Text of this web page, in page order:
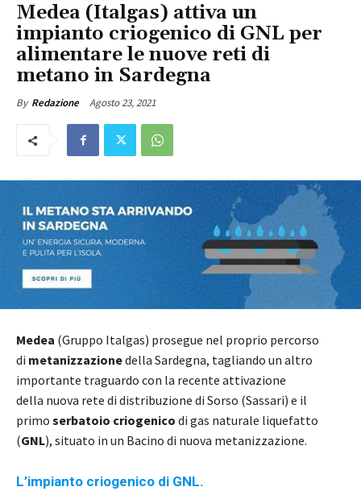
Medea (Italgas) attiva un
impianto criogenico di GNL per
alimentare le nuove reti di
metano in Sardegna
By Redazione Agosto 23, 2021
Medea (Gruppo Italgas) prosegue nel proprio percorso
di metanizzazionedella Sardegna, tagliando un altro
importante traguardo con la recente attivazione
della nuova rete di distribuzione di Sorso (Sassari) e il
primo serbatoio criogenico di gas naturale liquefatto
(GNL), situato in un Bacino di nuova metanizzazione.
L’impianto criogenico di GNL.